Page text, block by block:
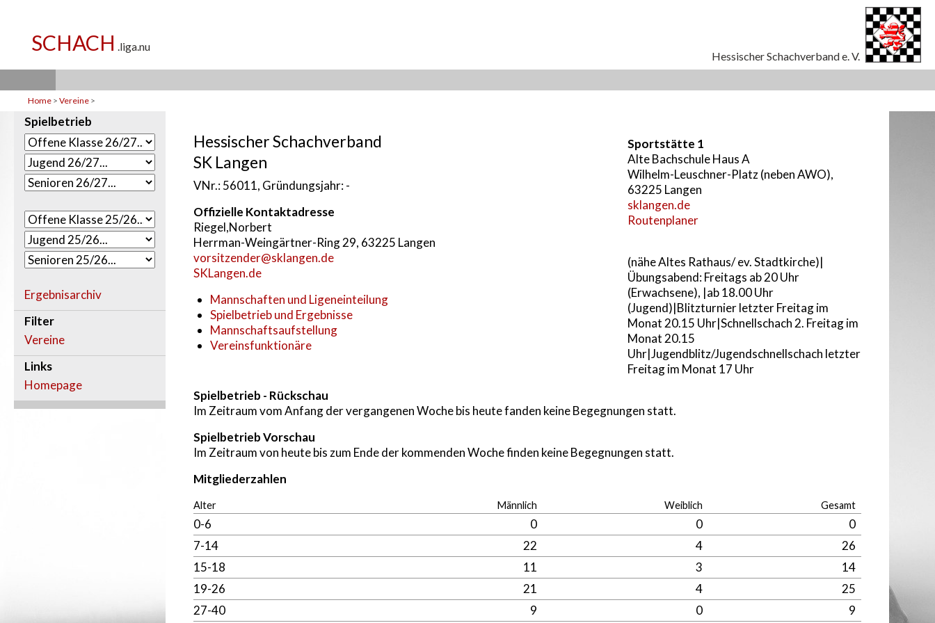
Home > Vereine >
Spielbetrieb
Ergebnisarchiv
Filter
Vereine
Links
Homepage
Hessischer Schachverband
SK Langen
VNr.: 56011, Gründungsjahr: -
Offizielle Kontaktadresse
Riegel,Norbert
Herrman-Weingärtner-Ring 29, 63225 Langen
vorsitzender@sklangen.de
SKLangen.de
Mannschaften und Ligeneinteilung
Spielbetrieb und Ergebnisse
Mannschaftsaufstellung
Vereinsfunktionäre
Sportstätte 1
Alte Bachschule Haus A
Wilhelm-Leuschner-Platz (neben AWO),
63225 Langen
sklangen.de
Routenplaner
(nähe Altes Rathaus/ ev. Stadtkirche)|
Übungsabend: Freitags ab 20 Uhr
(Erwachsene), |ab 18.00 Uhr
(Jugend)|Blitzturnier letzter Freitag im
Monat 20.15 Uhr|Schnellschach 2. Freitag im
Monat 20.15
Uhr|Jugendblitz/Jugendschnellschach letzter
Freitag im Monat 17 Uhr
Spielbetrieb - Rückschau
Im Zeitraum vom Anfang der vergangenen Woche bis heute fanden keine Begegnungen statt.
Spielbetrieb Vorschau
Im Zeitraum von heute bis zum Ende der kommenden Woche finden keine Begegnungen statt.
Mitgliederzahlen
Alter Männlich Weiblich Gesamt
0-6 0 0
0
7-14
22 4
26
15-18
11 3
14
19-26
21 4
25
27-40
9 0 9